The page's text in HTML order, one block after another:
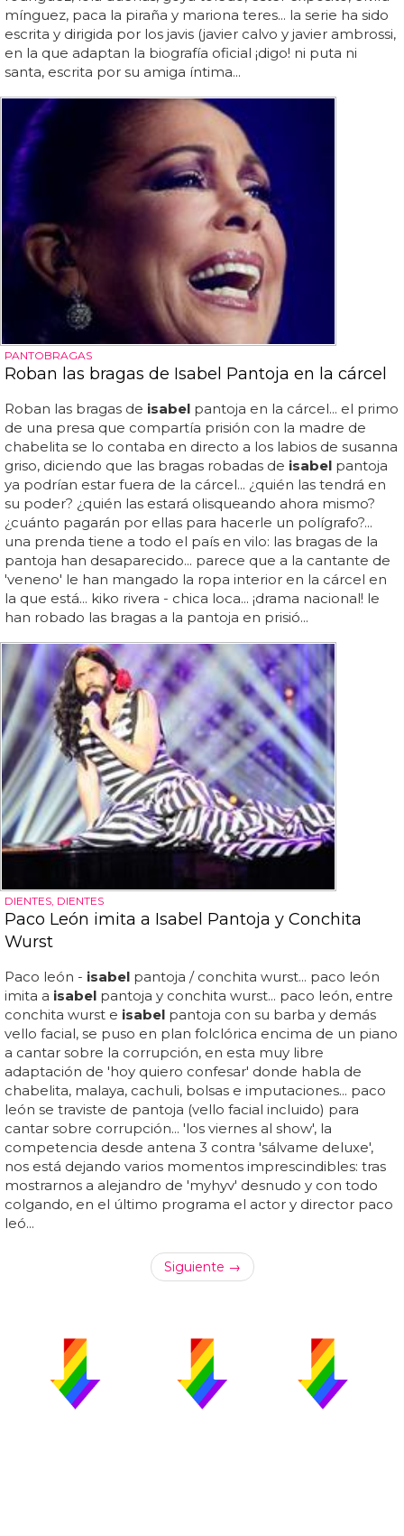
mínguez, paca la piraña y mariona teres... la serie ha sido
escrita y dirigida por los javis (javier calvo y javier ambrossi,
en la que adaptan la biografía oficial ¡digo! ni puta ni
santa, escrita por su amiga íntima...
PANTOBRAGAS
Roban las bragas de Isabel Pantoja en la cárcel
Roban las bragas de isabel pantoja en la cárcel... el primo
de una presa que compartía prisión con la madre de
chabelita se lo contaba en directo a los labios de susanna
griso, diciendo que las bragas robadas de isabel pantoja
ya podrían estar fuera de la cárcel... ¿quién las tendrá en
su poder? ¿quién las estará olisqueando ahora mismo?
¿cuánto pagarán por ellas para hacerle un polígrafo?...
una prenda tiene a todo el país en vilo: las bragas de la
pantoja han desaparecido... parece que a la cantante de
'veneno' le han mangado la ropa interior en la cárcel en
la que está... kiko rivera - chica loca... ¡drama nacional! le
han robado las bragas a la pantoja en prisió...
DIENTES, DIENTES
Paco León imita a Isabel Pantoja y Conchita
Wurst
Paco león - isabel pantoja / conchita wurst... paco león
imita a isabel pantoja y conchita wurst... paco león, entre
conchita wurst e isabel pantoja con su barba y demás
vello facial, se puso en plan folclórica encima de un piano
a cantar sobre la corrupción, en esta muy libre
adaptación de 'hoy quiero confesar' donde habla de
chabelita, malaya, cachuli, bolsas e imputaciones... paco
león se traviste de pantoja (vello facial incluido) para
cantar sobre corrupción... 'los viernes al show', la
competencia desde antena 3 contra 'sálvame deluxe',
nos está dejando varios momentos imprescindibles: tras
mostrarnos a alejandro de 'myhyv' desnudo y con todo
colgando, en el último programa el actor y director paco
leó...
Siguiente →